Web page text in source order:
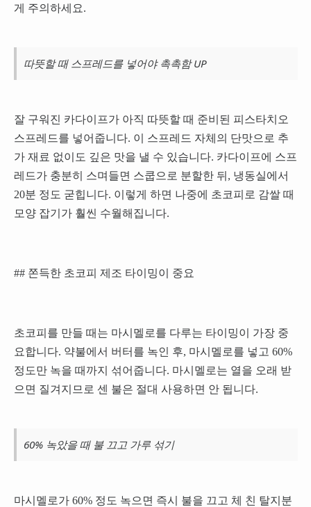
게 주의하세요.
따뜻할 때 스프레드를 넣어야 촉촉함 UP
잘 구워진 카다이프가 아직 따뜻할 때 준비된 피스타치오
스프레드를 넣어줍니다. 이 스프레드 자체의 단맛으로 추
가 재료 없이도 깊은 맛을 낼 수 있습니다. 카다이프에 스프
레드가 충분히 스며들면 스쿱으로 분할한 뒤, 냉동실에서
20분 정도 굳힙니다. 이렇게 하면 나중에 초코피로 감쌀 때
모양 잡기가 훨씬 수월해집니다.
## 쫀득한 초코피 제조 타이밍이 중요
초코피를 만들 때는 마시멜로를 다루는 타이밍이 가장 중
요합니다. 약불에서 버터를 녹인 후, 마시멜로를 넣고 60%
정도만 녹을 때까지 섞어줍니다. 마시멜로는 열을 오래 받
으면 질겨지므로 센 불은 절대 사용하면 안 됩니다.
60% 녹았을 때 불 끄고 가루 섞기
마시멜로가 60% 정도 녹으면 즉시 불을 끄고 체 친 탈지분